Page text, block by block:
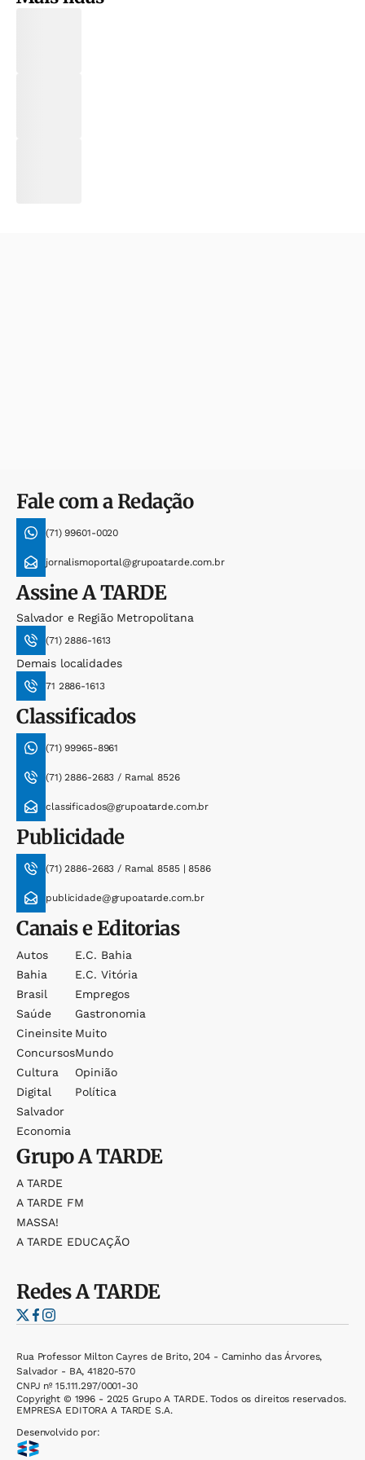
Fale com a Redação
(71) 99601-0020
jornalismoportal@grupoatarde.com.br
AssineA TARDE
Salvador e Região Metropolitana
(71) 2886-1613
Demais localidades
71 2886-1613
Classificados
(71) 99965-8961
(71) 2886-2683 / Ramal 8526
classificados@grupoatarde.com.br
Publicidade
(71) 2886-2683 / Ramal 8585 | 8586
publicidade@grupoatarde.com.br
Canais e Editorias
Autos
Bahia
Brasil
Saúde
Cineinsite
Concursos
Cultura
Digital
Salvador
Economia
E.c. Bahia
E.c. Vitória
Empregos
Gastronomia
Muito
Mundo
Opinião
Política
GrupoA TARDE
A TARDE
A TARDE FM
MASSA!
A TARDE EDUCAÇÃO
RedesA TARDE
Rua Professor Milton Cayres de Brito, 204 - Caminho das Árvores,
Salvador - BA, 41820-570
CNPJ nº 15.111.297/0001-30
Copyright © 1996 - 2025 Grupo A TARDE. Todos os direitos reservados.
EMPRESA EDITORA A TARDE S.A.
Desenvolvido por: